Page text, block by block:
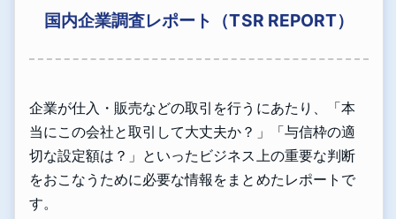
国内企業調査レポート（TSR REPORT）
企業が仕入・販売などの取引を行うにあたり、「本
当にこの会社と取引して大丈夫か？」「与信枠の適
切な設定額は？」といったビジネス上の重要な判断
をおこなうために必要な情報をまとめたレポートで
す。